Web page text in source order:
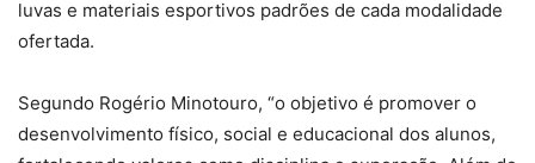
luvas e materiais esportivos padrões de cada modalidade
ofertada.
Segundo Rogério Minotouro, “o objetivo é promover o
desenvolvimento físico, social e educacional dos alunos,